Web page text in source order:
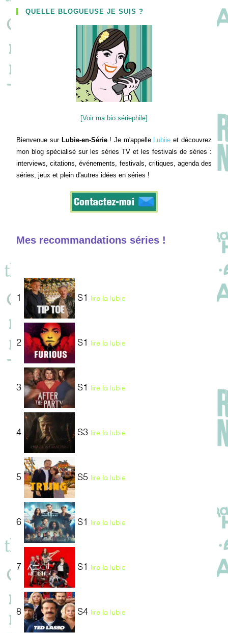
QUELLE BLOGUEUSE JE SUIS ?
[Voir ma bio sériephile]
Bienvenue sur Lubie-en-Série! Je m'appelle Lubiie et découvrez
mon blog spécialisé sur les séries TV et les festivals de séries :
interviews, citations, événements, festivals, critiques, agenda des
séries, jeux et plein d'autres idées en séries !
Mes recommandations séries !
1 S1 lire la lubie
2 S1 lire la lubie
3 S1 lire la lubie
4 S3 lire la lubie
5 S5 lire la lubie
6 S1 lire la lubie
7 S1 lire la lubie
8 S4 lire la lubie